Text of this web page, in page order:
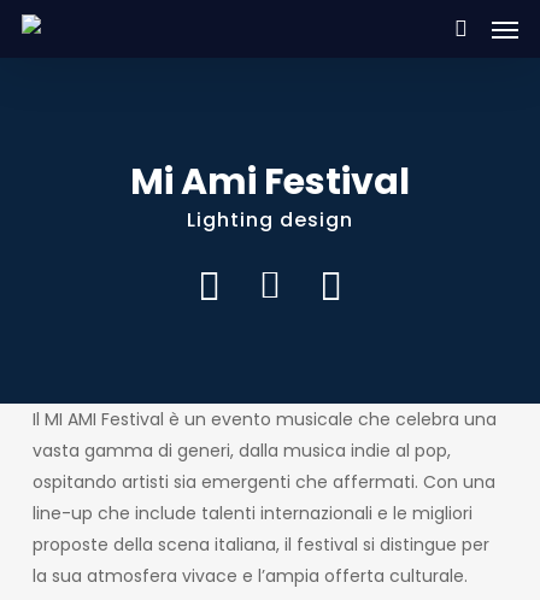
Skip
Mi Ami Festival
Lighting design
Il MI AMI Festival è un evento musicale che celebra una
vasta gamma di generi, dalla musica indie al pop,
ospitando artisti sia emergenti che affermati. Con una
line-up che include talenti internazionali e le migliori
proposte della scena italiana, il festival si distingue per
la sua atmosfera vivace e l’ampia offerta culturale.